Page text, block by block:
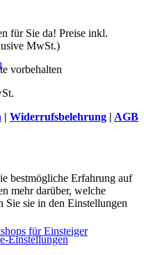
für Einsteiger
für Sie da! Preise inkl.
MwSt.)
vorbehalten
| Widerrufsbelehrung | AGB
bestmögliche Erfahrung auf
mehr darüber, welche
Sie sie in den Einstellungen
Einstellungen